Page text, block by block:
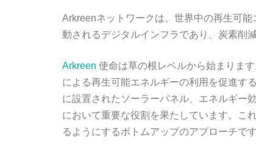
Arkreenネットワークは、世界中の再生可
動されるデジタルインフラであり、炭素削
Arkreen 使命は草の根レベルから始まりま
による再生可能エネルギーの利用を促進す
に設置されたソーラーパネル、エネルギー
において重要な役割を果たしています。こ
るようにするボトムアップのアプローチです